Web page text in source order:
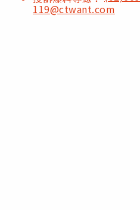
119@ctwant.com